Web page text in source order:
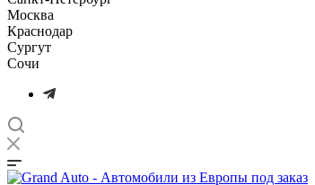
Москва
Краснодар
Сургут
Сочи